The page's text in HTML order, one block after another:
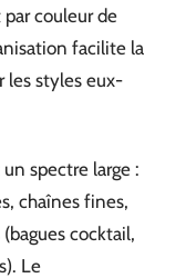
par couleur de
facilite la
les styles eux-
spectre large :
chaînes fines,
cocktail,
Le